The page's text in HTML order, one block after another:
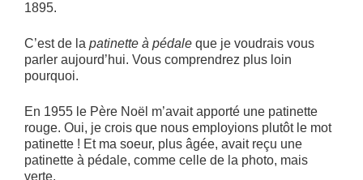
1895.
C’est de la patinette à pédale que je voudrais vous
parler aujourd’hui. Vous comprendrez plus loin
pourquoi.
En 1955 le Père Noël m’avait apporté une patinette
rouge. Oui, je crois que nous employions plutôt le mot
patinette ! Et ma soeur, plus âgée, avait reçu une
patinette à pédale, comme celle de la photo, mais
verte.